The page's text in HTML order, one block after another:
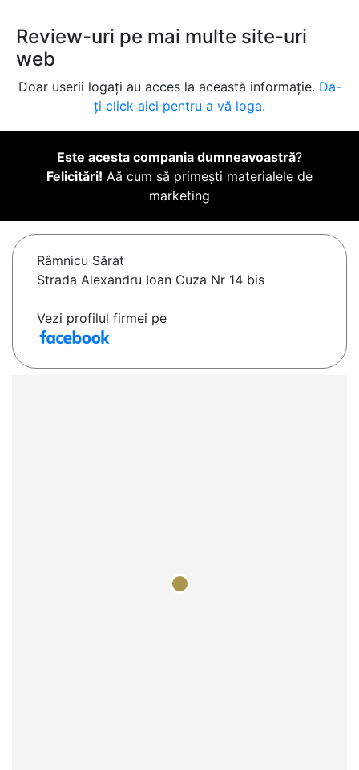
Review-uri pe mai multe site-uri
web
Doar userii logați au acces la această informație. Da-
ți click aici pentru a vă loga.
Este acesta compania dumneavoastră?
Felicitări! Aă cum să primești materialele de
marketing
Râmnicu Sărat
Strada Alexandru Ioan Cuza Nr 14 bis
Vezi profilul firmei pe